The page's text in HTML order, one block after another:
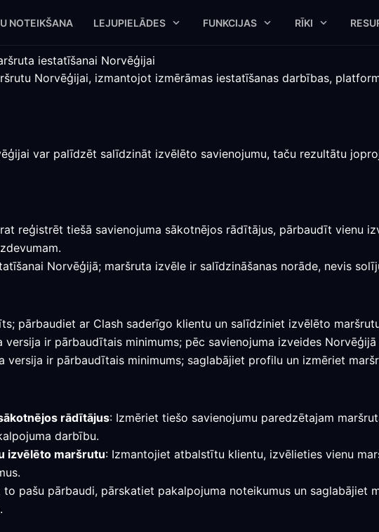
NOTEIKŠANA LEJUPIELĀDES FUNKCIJAS RĪKI
iestatīšanai Norvēģijai
Norvēģijai, izmantojot izmērāmas iestatīšanas darbības,
var palīdzēt salīdzināt izvēlēto savienojumu, taču rezultātu
reģistrēt tiešā savienojuma sākotnējos rādītājus, pārbaudīt vienu
Norvēģijā; maršruta izvēle ir salīdzināšanas norāde, nevis
pārbaudiet ar Clash saderīgo klientu un salīdziniet izvēlēto
versija ir pārbaudītais minimums; pēc savienojuma izveides
versija ir pārbaudītais minimums; saglabājiet profilu un izmēriet
rādītājus: Izmēriet tiešo savienojumu paredzētajam
darbību.
izvēlēto maršrutu: Izmantojiet atbalstītu klientu, izvēlieties vienu
pašu pārbaudi, pārskatiet pakalpojuma noteikumus un saglabājiet